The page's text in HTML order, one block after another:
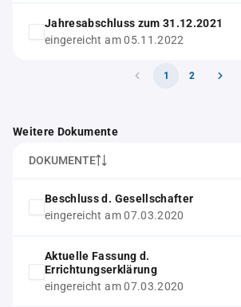
Jahresabschluss zum 31.12.2021
eingereicht am 05.11.2022
1 2
Weitere Dokumente
DOKUMENTE
Beschluss d. Gesellschafter
eingereicht am 07.03.2020
Aktuelle Fassung d.
Errichtungserklärung
eingereicht am 07.03.2020